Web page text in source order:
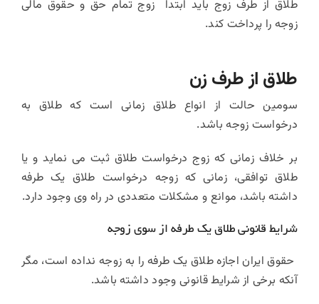
طلاق از طرف زوج باید ابتدا زوج تمام حق و حقوق مالی
زوجه را پرداخت کند.
طلاق از طرف زن
سومین حالت از انواع طلاق زمانی است که طلاق به
درخواست زوجه باشد.
بر خلاف زمانی که زوج درخواست طلاق ثبت می‌ نماید و یا
طلاق توافقی، زمانی که زوجه درخواست طلاق یک طرفه
داشته باشد، موانع و مشکلات متعددی در راه وی وجود دارد.
شرایط قانونی طلاق یک طرفه از سوی زوجه
حقوق ایران اجازه طلاق یک طرفه را به زوجه نداده است، مگر
آنکه برخی از شرایط قانونی وجود داشته باشد.